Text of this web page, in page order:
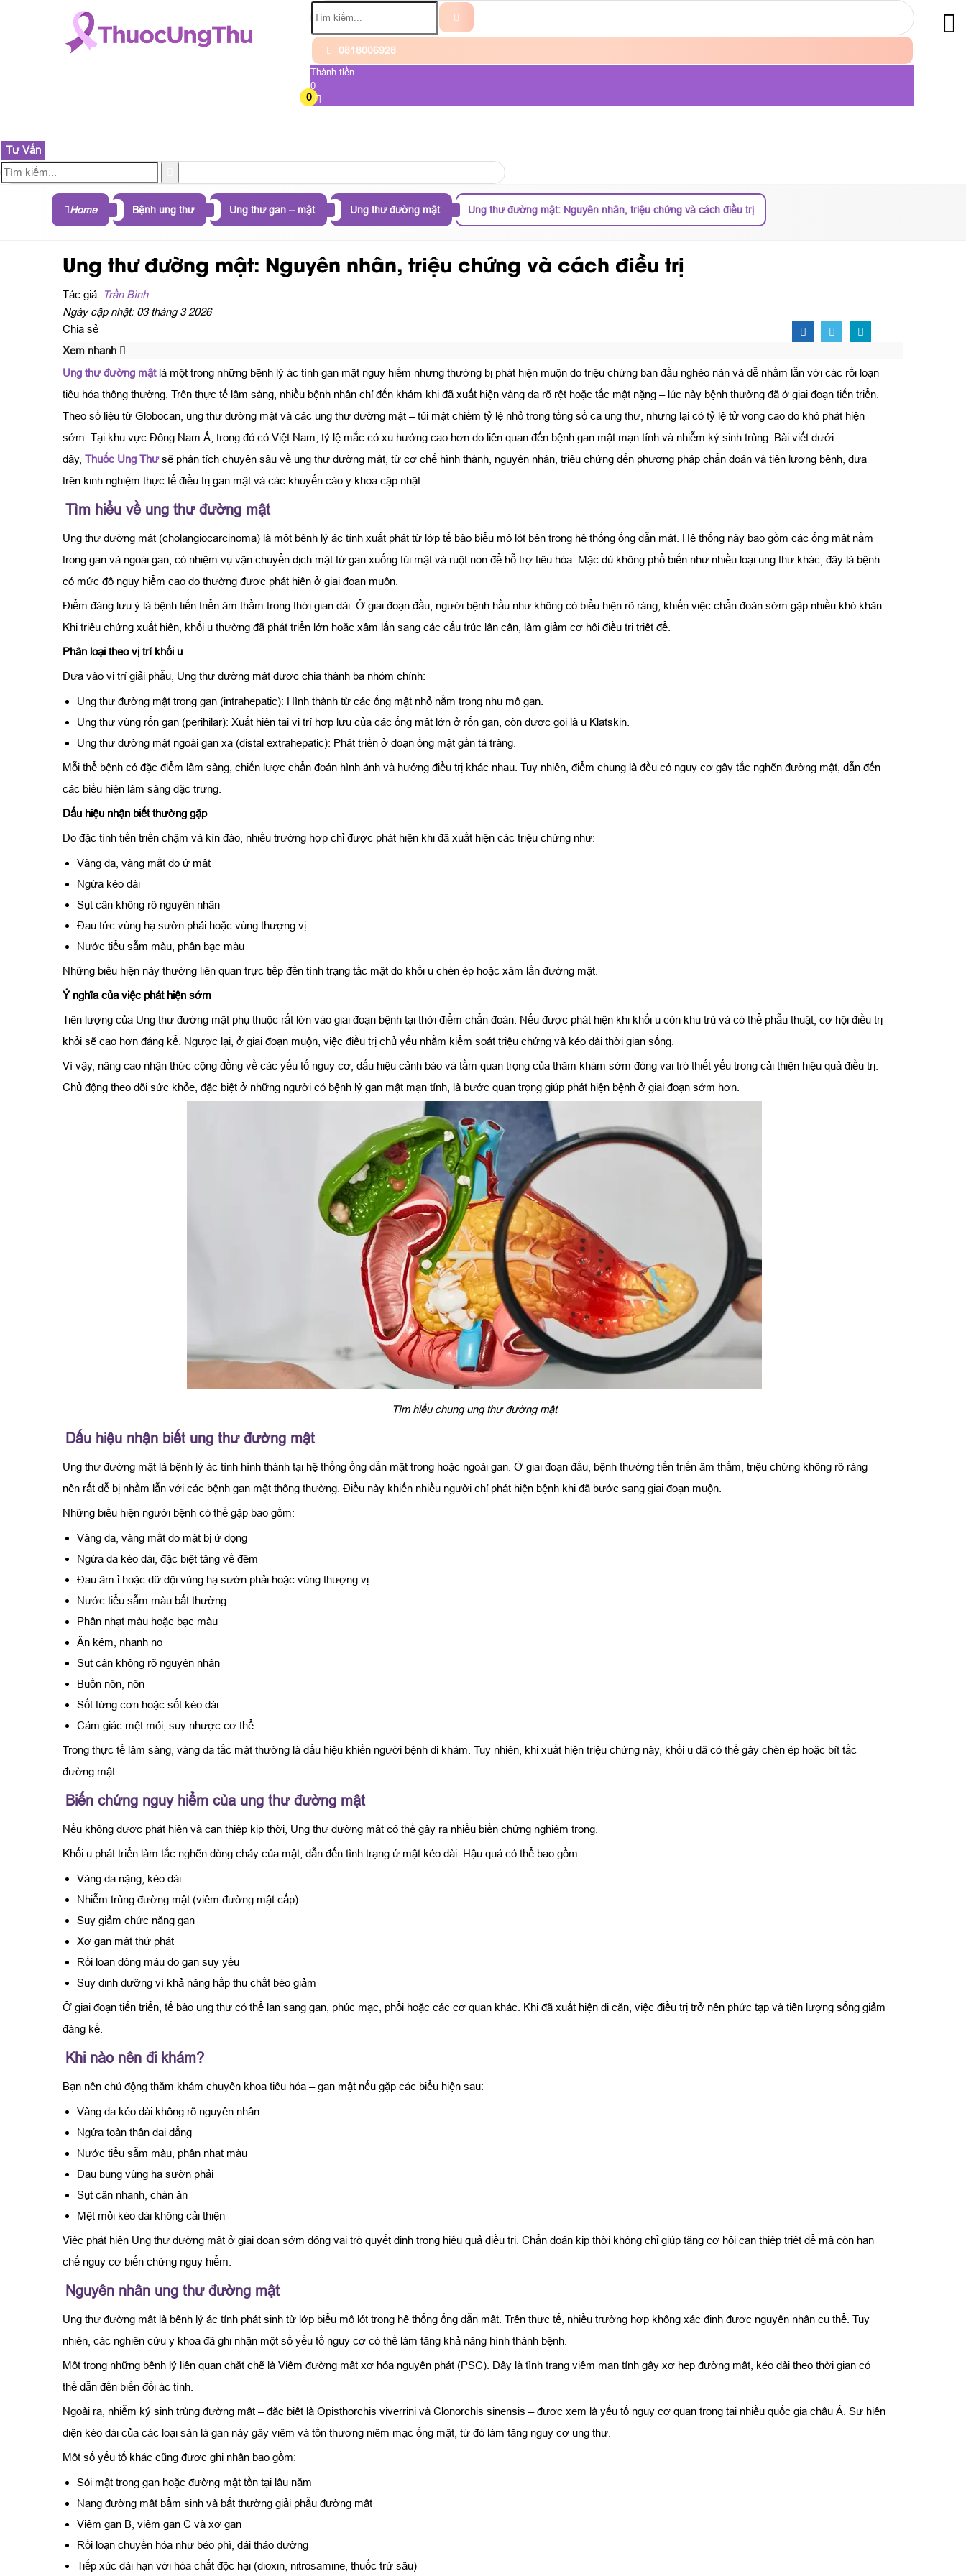
0818006928
Thành tiền
0
0
Tư Vấn
Home Bệnh ung thư Ung thư gan – mật Ung thư đường mật Ung thư đường mật: Nguyên nhân, triệu chứng và cách điều trị
Ung thư đường mật: Nguyên nhân, triệu chứng và cách điều trị
Tác giả: Trần Bình
Ngày cập nhật: 03 tháng 3 2026
Chia sẻ
Xem nhanh
Ung thư đường mậtlà một trong những bệnh lý ác tính gan mật nguy hiểm nhưng thường bị phát hiện muộn do triệu chứng ban đầu nghèo nàn và dễ nhầm lẫn với các rối loạn
tiêu hóa thông thường. Trên thực tế lâm sàng, nhiều bệnh nhân chỉ đến khám khi đã xuất hiện vàng da rõ rệt hoặc tắc mật nặng – lúc này bệnh thường đã ở giai đoạn tiến triển.
Theo số liệu từ Globocan, ung thư đường mật và các ung thư đường mật – túi mật chiếm tỷ lệ nhỏ trong tổng số ca ung thư, nhưng lại có tỷ lệ tử vong cao do khó phát hiện
sớm. Tại khu vực Đông Nam Á, trong đó có Việt Nam, tỷ lệ mắc có xu hướng cao hơn do liên quan đến bệnh gan mật mạn tính và nhiễm ký sinh trùng. Bài viết dưới
đây, Thuốc Ung Thưsẽ phân tích chuyên sâu về ung thư đường mật, từ cơ chế hình thành, nguyên nhân, triệu chứng đến phương pháp chẩn đoán và tiên lượng bệnh, dựa
trên kinh nghiệm thực tế điều trị gan mật và các khuyến cáo y khoa cập nhật.
Tìm hiểu về ung thư đường mật
Ung thư đường mật (cholangiocarcinoma) là một bệnh lý ác tính xuất phát từ lớp tế bào biểu mô lót bên trong hệ thống ống dẫn mật. Hệ thống này bao gồm các ống mật nằm
trong gan và ngoài gan, có nhiệm vụ vận chuyển dịch mật từ gan xuống túi mật và ruột non để hỗ trợ tiêu hóa. Mặc dù không phổ biến như nhiều loại ung thư khác, đây là bệnh
có mức độ nguy hiểm cao do thường được phát hiện ở giai đoạn muộn.
Điểm đáng lưu ý là bệnh tiến triển âm thầm trong thời gian dài. Ở giai đoạn đầu, người bệnh hầu như không có biểu hiện rõ ràng, khiến việc chẩn đoán sớm gặp nhiều khó khăn.
Khi triệu chứng xuất hiện, khối u thường đã phát triển lớn hoặc xâm lấn sang các cấu trúc lân cận, làm giảm cơ hội điều trị triệt để.
Phân loại theo vị trí khối u
Dựa vào vị trí giải phẫu, Ung thư đường mật được chia thành ba nhóm chính:
Ung thư đường mật trong gan (intrahepatic): Hình thành từ các ống mật nhỏ nằm trong nhu mô gan.
Ung thư vùng rốn gan (perihilar): Xuất hiện tại vị trí hợp lưu của các ống mật lớn ở rốn gan, còn được gọi là u Klatskin.
Ung thư đường mật ngoài gan xa (distal extrahepatic): Phát triển ở đoạn ống mật gần tá tràng.
Mỗi thể bệnh có đặc điểm lâm sàng, chiến lược chẩn đoán hình ảnh và hướng điều trị khác nhau. Tuy nhiên, điểm chung là đều có nguy cơ gây tắc nghẽn đường mật, dẫn đến
các biểu hiện lâm sàng đặc trưng.
Dấu hiệu nhận biết thường gặp
Do đặc tính tiến triển chậm và kín đáo, nhiều trường hợp chỉ được phát hiện khi đã xuất hiện các triệu chứng như:
Vàng da, vàng mắt do ứ mật
Ngứa kéo dài
Sụt cân không rõ nguyên nhân
Đau tức vùng hạ sườn phải hoặc vùng thượng vị
Nước tiểu sẫm màu, phân bạc màu
Những biểu hiện này thường liên quan trực tiếp đến tình trạng tắc mật do khối u chèn ép hoặc xâm lấn đường mật.
Ý nghĩa của việc phát hiện sớm
Tiên lượng của Ung thư đường mật phụ thuộc rất lớn vào giai đoạn bệnh tại thời điểm chẩn đoán. Nếu được phát hiện khi khối u còn khu trú và có thể phẫu thuật, cơ hội điều trị
khỏi sẽ cao hơn đáng kể. Ngược lại, ở giai đoạn muộn, việc điều trị chủ yếu nhằm kiểm soát triệu chứng và kéo dài thời gian sống.
Vì vậy, nâng cao nhận thức cộng đồng về các yếu tố nguy cơ, dấu hiệu cảnh báo và tầm quan trọng của thăm khám sớm đóng vai trò thiết yếu trong cải thiện hiệu quả điều trị.
Chủ động theo dõi sức khỏe, đặc biệt ở những người có bệnh lý gan mật mạn tính, là bước quan trọng giúp phát hiện bệnh ở giai đoạn sớm hơn.
Tìm hiểu chung ung thư đường mật​
Dấu hiệu nhận biết ung thư đường mật
Ung thư đường mật là bệnh lý ác tính hình thành tại hệ thống ống dẫn mật trong hoặc ngoài gan. Ở giai đoạn đầu, bệnh thường tiến triển âm thầm, triệu chứng không rõ ràng
nên rất dễ bị nhầm lẫn với các bệnh gan mật thông thường. Điều này khiến nhiều người chỉ phát hiện bệnh khi đã bước sang giai đoạn muộn.
Những biểu hiện người bệnh có thể gặp bao gồm:
Vàng da, vàng mắt do mật bị ứ đọng
Ngứa da kéo dài, đặc biệt tăng về đêm
Đau âm ỉ hoặc dữ dội vùng hạ sườn phải hoặc vùng thượng vị
Nước tiểu sẫm màu bất thường
Phân nhạt màu hoặc bạc màu
Ăn kém, nhanh no
Sụt cân không rõ nguyên nhân
Buồn nôn, nôn
Sốt từng cơn hoặc sốt kéo dài
Cảm giác mệt mỏi, suy nhược cơ thể
Trong thực tế lâm sàng, vàng da tắc mật thường là dấu hiệu khiến người bệnh đi khám. Tuy nhiên, khi xuất hiện triệu chứng này, khối u đã có thể gây chèn ép hoặc bít tắc
đường mật.
Biến chứng nguy hiểm của ung thư đường mật
Nếu không được phát hiện và can thiệp kịp thời, Ung thư đường mật có thể gây ra nhiều biến chứng nghiêm trọng.
Khối u phát triển làm tắc nghẽn dòng chảy của mật, dẫn đến tình trạng ứ mật kéo dài. Hậu quả có thể bao gồm:
Vàng da nặng, kéo dài
Nhiễm trùng đường mật (viêm đường mật cấp)
Suy giảm chức năng gan
Xơ gan mật thứ phát
Rối loạn đông máu do gan suy yếu
Suy dinh dưỡng vì khả năng hấp thu chất béo giảm
Ở giai đoạn tiến triển, tế bào ung thư có thể lan sang gan, phúc mạc, phổi hoặc các cơ quan khác. Khi đã xuất hiện di căn, việc điều trị trở nên phức tạp và tiên lượng sống giảm
đáng kể.
Khi nào nên đi khám?
Bạn nên chủ động thăm khám chuyên khoa tiêu hóa – gan mật nếu gặp các biểu hiện sau:
Vàng da kéo dài không rõ nguyên nhân
Ngứa toàn thân dai dẳng
Nước tiểu sẫm màu, phân nhạt màu
Đau bụng vùng hạ sườn phải
Sụt cân nhanh, chán ăn
Mệt mỏi kéo dài không cải thiện
Việc phát hiện Ung thư đường mật ở giai đoạn sớm đóng vai trò quyết định trong hiệu quả điều trị. Chẩn đoán kịp thời không chỉ giúp tăng cơ hội can thiệp triệt để mà còn hạn
chế nguy cơ biến chứng nguy hiểm.
Nguyên nhân ung thư đường mật
Ung thư đường mật là bệnh lý ác tính phát sinh từ lớp biểu mô lót trong hệ thống ống dẫn mật. Trên thực tế, nhiều trường hợp không xác định được nguyên nhân cụ thể. Tuy
nhiên, các nghiên cứu y khoa đã ghi nhận một số yếu tố nguy cơ có thể làm tăng khả năng hình thành bệnh.
Một trong những bệnh lý liên quan chặt chẽ là Viêm đường mật xơ hóa nguyên phát (PSC). Đây là tình trạng viêm mạn tính gây xơ hẹp đường mật, kéo dài theo thời gian có
thể dẫn đến biến đổi ác tính.
Ngoài ra, nhiễm ký sinh trùng đường mật – đặc biệt là Opisthorchis viverrini và Clonorchis sinensis – được xem là yếu tố nguy cơ quan trọng tại nhiều quốc gia châu Á. Sự hiện
diện kéo dài của các loại sán lá gan này gây viêm và tổn thương niêm mạc ống mật, từ đó làm tăng nguy cơ ung thư.
Một số yếu tố khác cũng được ghi nhận bao gồm:
Sỏi mật trong gan hoặc đường mật tồn tại lâu năm
Nang đường mật bẩm sinh và bất thường giải phẫu đường mật
Viêm gan B, viêm gan C và xơ gan
Rối loạn chuyển hóa như béo phì, đái tháo đường
Tiếp xúc dài hạn với hóa chất độc hại (dioxin, nitrosamine, thuốc trừ sâu)